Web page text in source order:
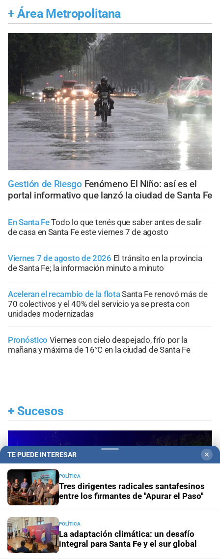
+ Área Metropolitana
Gestión de Riesgo Fenómeno El Niño: así es el
portal informativo que lanzó la ciudad de Santa Fe
En Santa FeTodo lo que tenés que saber antes de salir
de casa en Santa Fe este viernes 7 de agosto
Viernes 7 de agosto de 2026 El tránsito en la provincia
de Santa Fe; la información minuto a minuto
Aceleran el recambio de la flotaSanta Fe renovó más de
70 colectivos y el 40% del servicio ya se presta con
unidades modernizadas
Pronóstico Viernes con cielo despejado, frío por la
mañana y máxima de 16°C en la ciudad de Santa Fe
+ Sucesos
TE PUEDE INTERESAR ✕
POLÍTICA
Tres dirigentes radicales santafesinos
entre los firmantes de "Apurar el Paso"
POLÍTICA
La adaptación climática: un desafío
integral para Santa Fe y el sur global